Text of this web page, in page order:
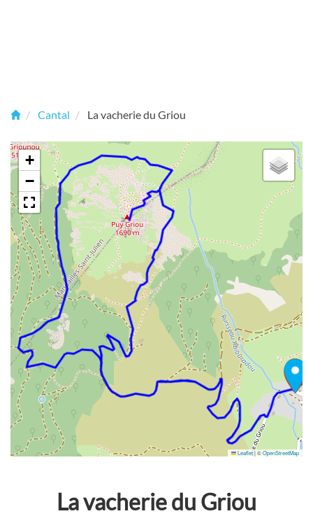
Cantal La vacherie du Griou
+
−
Leaflet|©OpenStreetMap
La vacherie du Griou